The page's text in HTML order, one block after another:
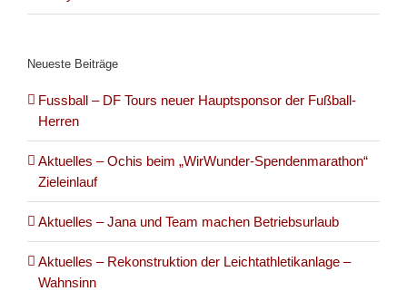
Neueste Beiträge
Fussball – DF Tours neuer Hauptsponsor der Fußball-
Herren
Aktuelles – Ochis beim „WirWunder-Spendenmarathon“
Zieleinlauf
Aktuelles – Jana und Team machen Betriebsurlaub
Aktuelles – Rekonstruktion der Leichtathletikanlage –
Wahnsinn